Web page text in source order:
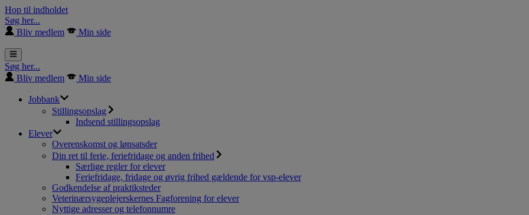
Hop til indholdet
Søg her...
Bliv medlem
Min side
Søg her...
Bliv medlem
Min side
Jobbank
Stillingsopslag
Indsend stillingsopslag
Elever
Overenskomst og lønsatsder
Din ret til ferie, feriefridage og anden frihed
Særlige regler for elever
Feriefridage, fridage og øvrig frihed gældende for vsp-elever
Godkendelse af praktiksteder
Veterinærsygeplejerskernes Fagforening for elever
Nyttige adresser og telefonnumre